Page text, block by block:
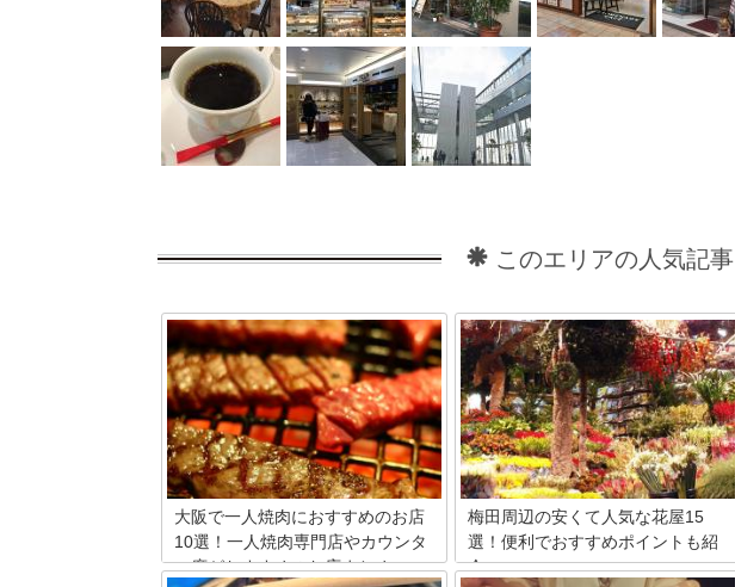
このエリアの人気記事
大阪で一人焼肉におすすめのお店
10選！一人焼肉専門店やカウンタ
ー席がおすすめのお店まとめ
梅田周辺の安くて人気な花屋15
選！便利でおすすめポイントも紹
介